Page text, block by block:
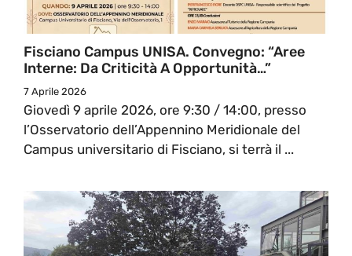
Fisciano Campus UNISA. Convegno: “Aree
Interne: Da Criticità A Opportunità…”
7 Aprile 2026
Giovedì 9 aprile 2026, ore 9:30 / 14:00, presso
l’Osservatorio dell’Appennino Meridionale del
Campus universitario di Fisciano, si terrà il ...